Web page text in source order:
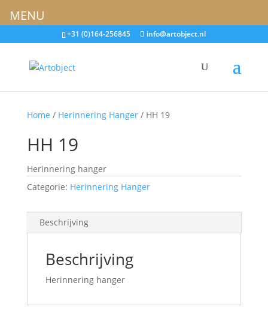
+31 (0)164-256845 info@artobject.nl
Home / Herinnering Hanger/ HH 19
HH 19
Herinnering hanger
Categorie: Herinnering Hanger
Beschrijving
Beschrijving
Herinnering hanger
MENU